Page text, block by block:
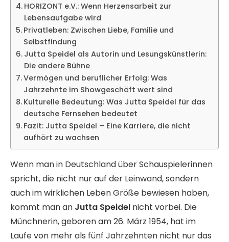
HORIZONT e.V.: Wenn Herzensarbeit zur
Lebensaufgabe wird
Privatleben: Zwischen Liebe, Familie und
Selbstfindung
Jutta Speidel als Autorin und Lesungskünstlerin:
Die andere Bühne
Vermögen und beruflicher Erfolg: Was
Jahrzehnte im Showgeschäft wert sind
Kulturelle Bedeutung: Was Jutta Speidel für das
deutsche Fernsehen bedeutet
Fazit: Jutta Speidel – Eine Karriere, die nicht
aufhört zu wachsen
Wenn man in Deutschland über Schauspielerinnen
spricht, die nicht nur auf der Leinwand, sondern
auch im wirklichen Leben Größe bewiesen haben,
kommt man an Jutta Speidel nicht vorbei. Die
Münchnerin, geboren am 26. März 1954, hat im
Laufe von mehr als fünf Jahrzehnten nicht nur das